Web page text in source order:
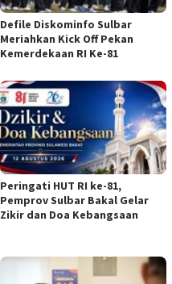
Defile Diskominfo Sulbar
Meriahkan Kick Off Pekan
Kemerdekaan RI Ke-81
Peringati HUT RI ke-81,
Pemprov Sulbar Bakal Gelar
Zikir dan Doa Kebangsaan